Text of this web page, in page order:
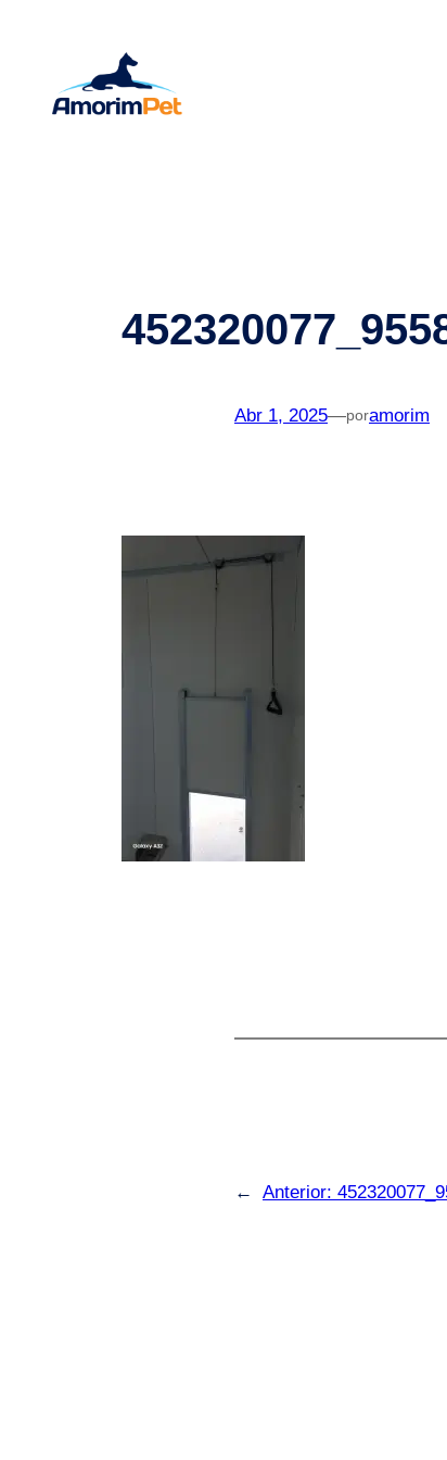
conteúdo
Abr 1, 2025—poramorim
← Anterior: